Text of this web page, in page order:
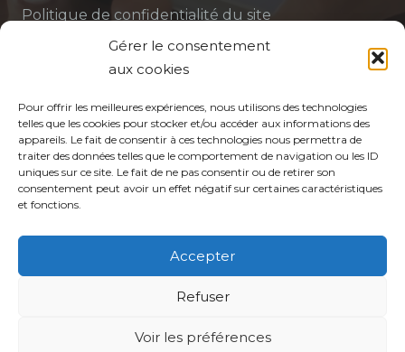
Gérer le consentement
aux cookies
Pour offrir les meilleures expériences, nous utilisons des technologies
telles que les cookies pour stocker et/ou accéder aux informations des
appareils. Le fait de consentir à ces technologies nous permettra de
traiter des données telles que le comportement de navigation ou les ID
uniques sur ce site. Le fait de ne pas consentir ou de retirer son
consentement peut avoir un effet négatif sur certaines caractéristiques
et fonctions.
Accepter
Refuser
Voir les préférences
Politique de confidentialité du site
Politique de protection des données de la CPTS
Votre CPTS
Professionnels de santé